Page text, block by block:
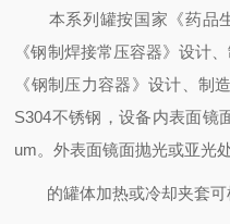
本系列罐按国家《药品生
《钢制焊接常压容器》设计
《钢制压力容器》设计、制
S304不锈钢，设备内表面镜
um。外表面镜面抛光或亚光处
的罐体加热或冷却夹套